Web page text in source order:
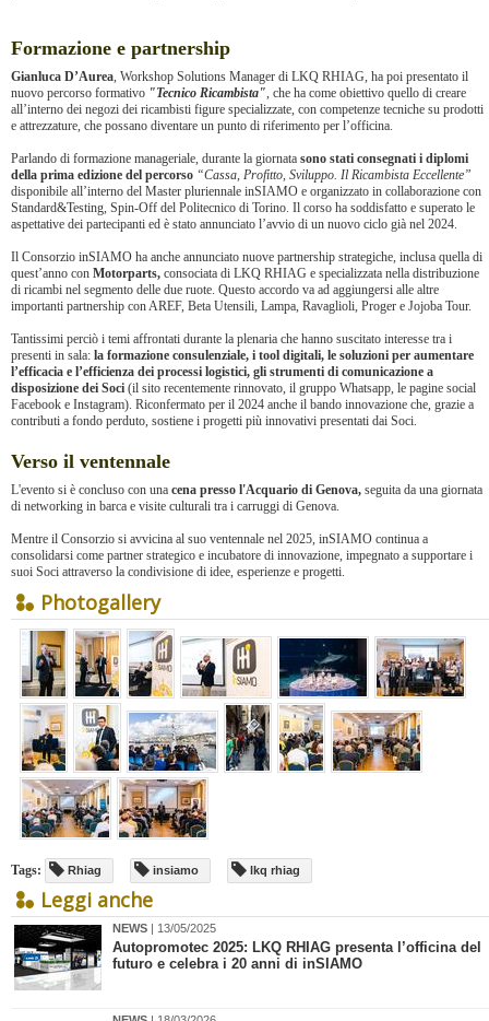
Formazione e partnership
Gianluca D’Aurea, Workshop Solutions Manager di LKQ RHIAG, ha poi presentato il
nuovo percorso formativo "Tecnico Ricambista", che ha come obiettivo quello di creare
all’interno dei negozi dei ricambisti figure specializzate, con competenze tecniche su prodotti
e attrezzature, che possano diventare un punto di riferimento per l’officina.
Parlando di formazione manageriale, durante la giornata sono stati consegnati i diplomi
della prima edizione del percorso “Cassa, Profitto, Sviluppo. Il Ricambista Eccellente”
disponibile all’interno del Master pluriennale inSIAMO e organizzato in collaborazione con
Standard&Testing, Spin-Off del Politecnico di Torino. Il corso ha soddisfatto e superato le
aspettative dei partecipanti ed è stato annunciato l’avvio di un nuovo ciclo già nel 2024.
Il Consorzio inSIAMO ha anche annunciato nuove partnership strategiche, inclusa quella di
quest’anno con Motorparts, consociata di LKQ RHIAG e specializzata nella distribuzione
di ricambi nel segmento delle due ruote. Questo accordo va ad aggiungersi alle altre
importanti partnership con AREF, Beta Utensili, Lampa, Ravaglioli, Proger e Jojoba Tour.
Tantissimi perciò i temi affrontati durante la plenaria che hanno suscitato interesse tra i
presenti in sala: la formazione consulenziale, i tool digitali, le soluzioni per aumentare
l’efficacia e l’efficienza dei processi logistici, gli strumenti di comunicazione a
disposizione dei Soci (il sito recentemente rinnovato, il gruppo Whatsapp, le pagine social
Facebook e Instagram). Riconfermato per il 2024 anche il bando innovazione che, grazie a
contributi a fondo perduto, sostiene i progetti più innovativi presentati dai Soci.
Verso il ventennale
L'evento si è concluso con una cena presso l'Acquario di Genova, seguita da una giornata
di networking in barca e visite culturali tra i carruggi di Genova.
Mentre il Consorzio si avvicina al suo ventennale nel 2025, inSIAMO continua a
consolidarsi come partner strategico e incubatore di innovazione, impegnato a supportare i
suoi Soci attraverso la condivisione di idee, esperienze e progetti.
Photogallery
Tags: Rhiag insiamo lkq rhiag
Leggi anche
NEWS | 13/05/2025
Autopromotec 2025: LKQ RHIAG presenta l’officina del
futuro e celebra i 20 anni di inSIAMO